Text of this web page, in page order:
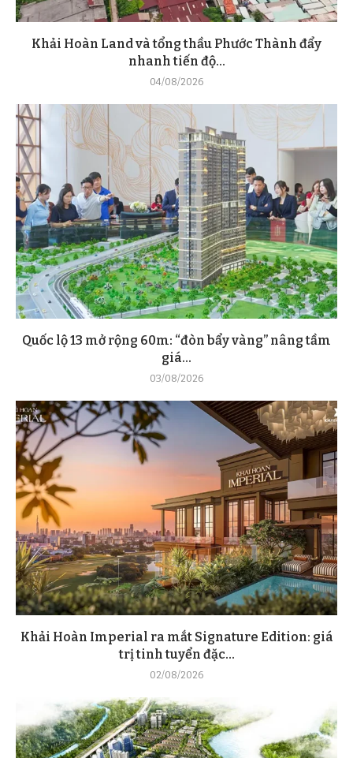
Khải Hoàn Land và tổng thầu Phước Thành đẩy
nhanh tiến độ...
04/08/2026
Quốc lộ 13 mở rộng 60m: “đòn bẩy vàng” nâng tầm
giá...
03/08/2026
Khải Hoàn Imperial ra mắt Signature Edition: giá
trị tinh tuyển đặc...
02/08/2026